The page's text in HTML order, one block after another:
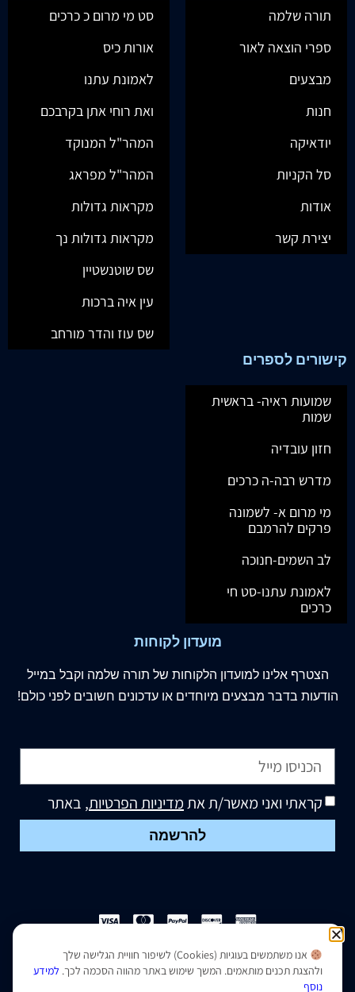
תורה שלמה
ספרי הוצאה לאור
מבצעים
חנות
יודאיקה
סל הקניות
אודות
יצירת קשר
סט מי מרום כ כרכים
אורות כיס
לאמונת עתנו
ואת רוחי אתן בקרבכם
המהר"ל המנוקד
המהר"ל מפראג
מקראות גדולות
מקראות גדולות נך
שס שוטנשטיין
עין איה ברכות
שס עוז והדר מורחב
קישורים לספרים
שמועות ראיה- בראשית
שמות
חזון עובדיה
מדרש רבה-ה כרכים
מי מרום א- לשמונה
פרקים להרמבם
לב השמים-חנוכה
לאמונת עתנו-סט חי
כרכים
מועדון לקוחות
הצטרף אלינו למועדון הלקוחות של תורה שלמה וקבל במייל
הודעות בדבר מבצעים מיוחדים או עדכונים חשובים לפני כולם!
קראתי ואני מאשר/ת אתמדיניות הפרטיות, באתר
להרשמה
הצהרת נגישות|מדיניות פרטיות
אנו משתמשים בעוגיות (Cookies) לשיפור חוויית הגלישה שלך
ולהצגת תכנים מותאמים. המשך שימוש באתר מהווה הסכמה לכך. למידע
נוסף